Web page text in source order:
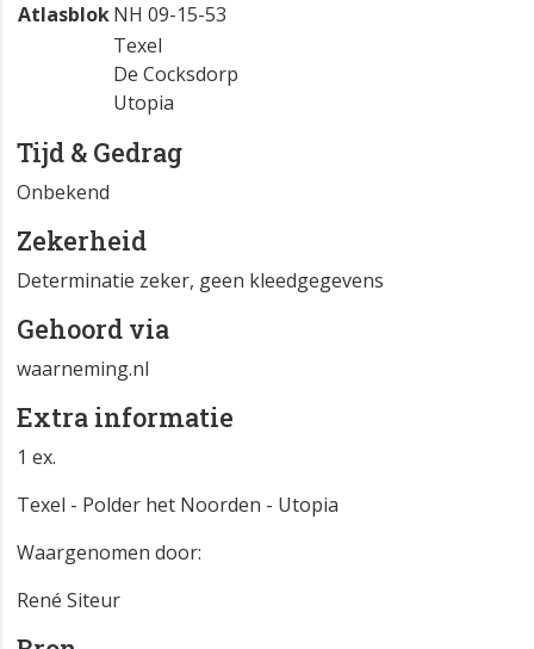
AtlasblokNH 09-15-53
Texel
De Cocksdorp
Utopia
Tijd & Gedrag
Onbekend
Zekerheid
Determinatie zeker, geen kleedgegevens
Gehoord via
waarneming.nl
Extra informatie
1 ex.
Texel - Polder het Noorden - Utopia
Waargenomen door:
René Siteur